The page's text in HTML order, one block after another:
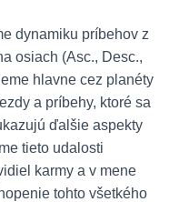
dynamiku príbehov z
osiach (Asc., Desc.,
hlavne cez planéty
a príbehy, ktoré sa
ďalšie aspekty
tieto udalosti
karmy a v mene
tohto všetkého